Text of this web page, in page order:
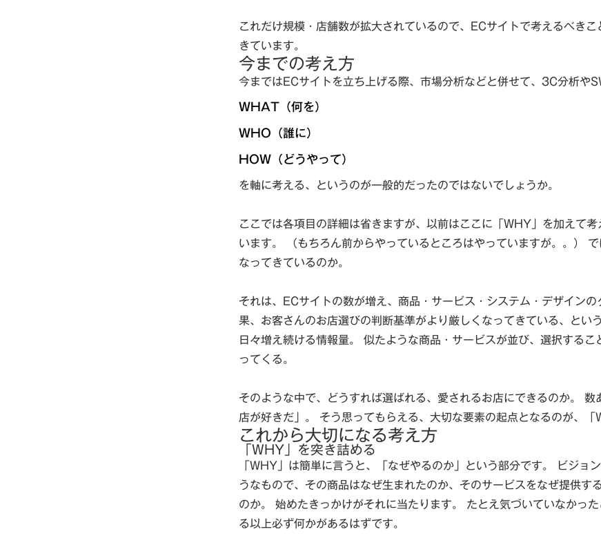
これだけ規模・店舗数が拡大されているので、ECサイトで考えるべき
きています。
今までの考え方
今まではECサイトを立ち上げる際、市場分析などと併せて、3C分析や
WHAT（何を）
WHO（誰に）
HOW（どうやって）
を軸に考える、というのが一般的だったのではないでしょうか。
ここでは各項目の詳細は省きますが、以前はここに「WHY」を加えて
います。 （もちろん前からやっているところはやっていますが。。）
なってきているのか。
それは、ECサイトの数が増え、商品・サービス・システム・デザイン
果、お客さんのお店選びの判断基準がより厳しくなってきている、とい
日々増え続ける情報量。 似たような商品・サービスが並び、選択する
ってくる。
そのような中で、どうすれば選ばれる、愛されるお店にできるのか。
店が好きだ」。 そう思ってもらえる、大切な要素の起点となるのが、「
これから大切になる考え方
「WHY」を突き詰める
「WHY」は簡単に言うと、「なぜやるのか」という部分です。 ビジョ
うなもので、その商品はなぜ生まれたのか、そのサービスをなぜ提供す
のか。 始めたきっかけがそれに当たります。 たとえ気づいていなかっ
る以上必ず何かがあるはずです。